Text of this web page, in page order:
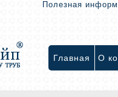
Полезная
Главная О